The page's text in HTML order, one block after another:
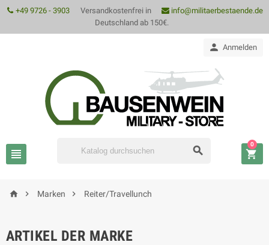
+49 9726 - 3903 info@militaerbestaende.de
Versandkostenfrei in
Deutschland ab 150€.
 Anmelden
  
0
  Marken  Reiter/Travellunch
ARTIKEL DER MARKE